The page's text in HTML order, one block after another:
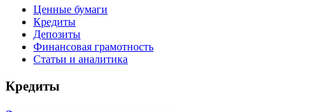
Ценные бумаги
Кредиты
Депозиты
Финансовая грамотность
Статьи и аналитика
Кредиты